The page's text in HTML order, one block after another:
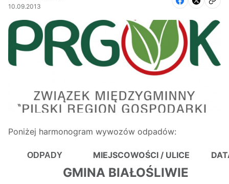
10.09.2013
Poniżej harmonogram wywozów odpadów:
ODPADY MIEJSCOWOŚCI / ULICE
GMINA BIAŁOŚLIWIE